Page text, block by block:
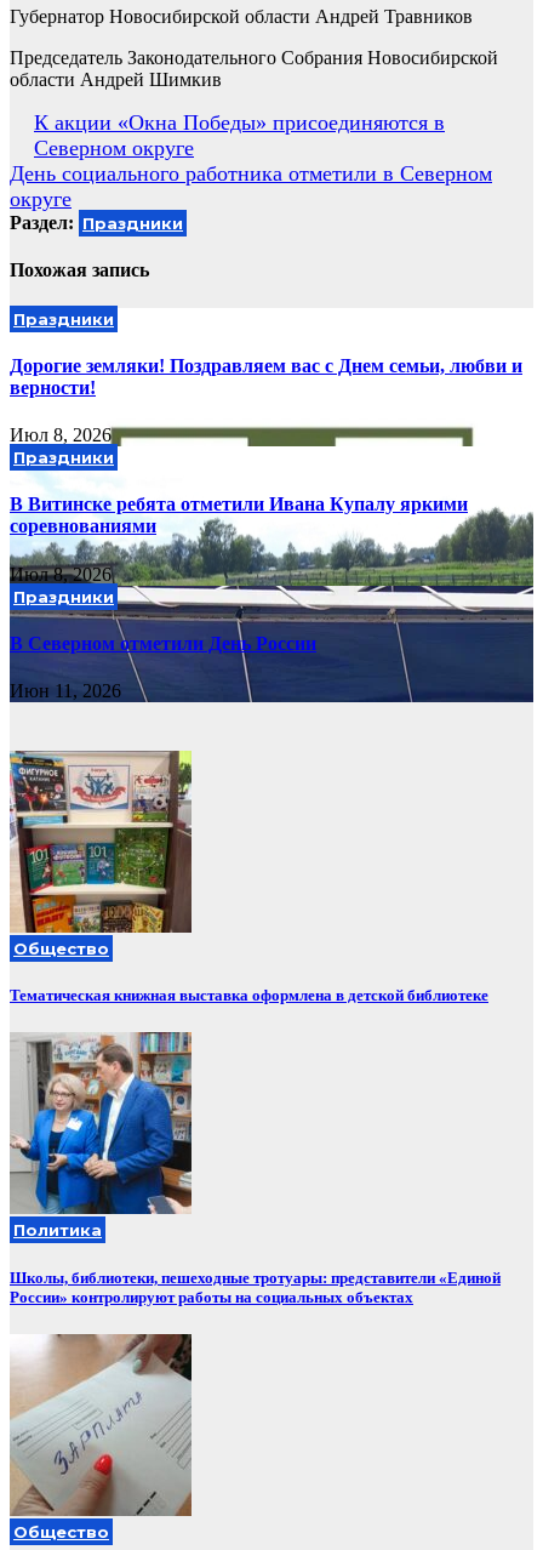
Губернатор Новосибирской области Андрей Травников
Председатель Законодательного Собрания Новосибирской
области Андрей Шимкив
Навигация
по
записям
К акции «Окна Победы» присоединяются в
Северном округе
День социального работника отметили в Северном
округе
Раздел: Праздники
Похожая запись
Праздники
Дорогие земляки! Поздравляем вас с Днем семьи, любви и
верности!
Июл 8, 2026
Праздники
В Витинске ребята отметили Ивана Купалу яркими
соревнованиями
Июл 8, 2026
Праздники
В Северном отметили День России
Июн 11, 2026
Общество
Тематическая книжная выставка оформлена в детской библиотеке
Политика
Школы, библиотеки, пешеходные тротуары: представители «Единой
России» контролируют работы на социальных объектах
Общество